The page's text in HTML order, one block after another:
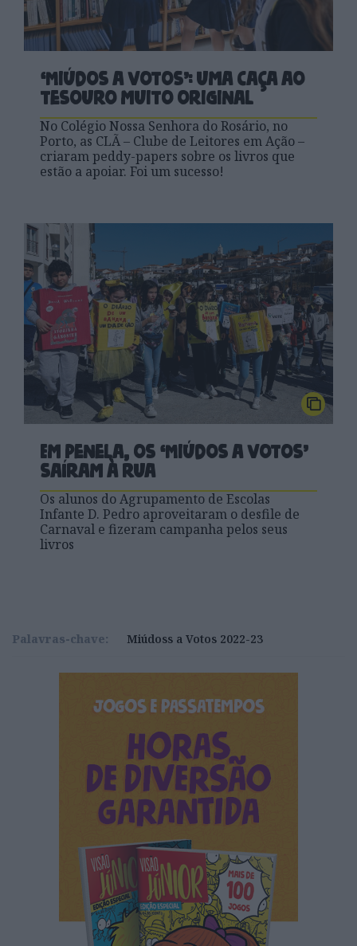
‘Miúdos a Votos’: uma caça ao
tesouro muito original
No Colégio Nossa Senhora do Rosário, no
Porto, as CLÃ – Clube de Leitores em Ação –
criaram peddy-papers sobre os livros que
estão a apoiar. Foi um sucesso!
Em Penela, os ‘Miúdos a Votos’
saíram à rua
Os alunos do Agrupamento de Escolas
Infante D. Pedro aproveitaram o desfile de
Carnaval e fizeram campanha pelos seus
livros
Palavras-chave: Miúdoss a Votos 2022-23